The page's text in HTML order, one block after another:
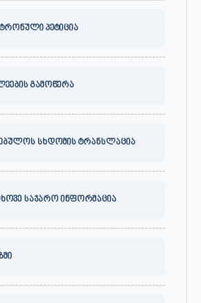
პეტიცია
გამოწერა
სხდომის ტრანსლაცია
საჯარო ინფორმაცია